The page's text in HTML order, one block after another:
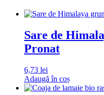
Sare de
Pronat
6,73 lei
Adaugă în coș